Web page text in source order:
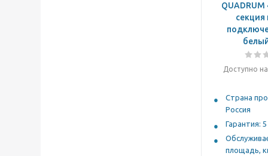
QUADRUM
Доступно
Страна
Россия
Гарантия:
площадь,